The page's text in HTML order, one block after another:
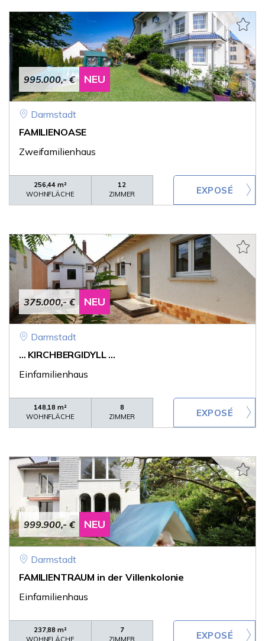
995.000,- € NEU
Darmstadt
FAMILIENOASE
Zweifamilienhaus
256,44 m²
WOHNFLÄCHE
12
ZIMMER
375.000,- € NEU
Darmstadt
... KIRCHBERGIDYLL ...
Einfamilienhaus
148,18 m²
WOHNFLÄCHE
8
ZIMMER
999.900,- € NEU
Darmstadt
FAMILIENTRAUM in der Villenkolonie
Einfamilienhaus
237,88 m²
WOHNFLÄCHE
7
ZIMMER